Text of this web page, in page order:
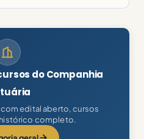
do Companhia
edital aberto, cursos
completo.